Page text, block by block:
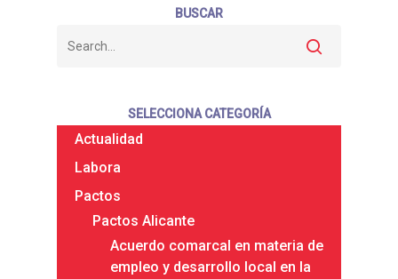
BUSCAR
SELECCIONA CATEGORÍA
Actualidad
Labora
Pactos
Pactos Alicante
Acuerdo comarcal en materia de
empleo y desarrollo local en la